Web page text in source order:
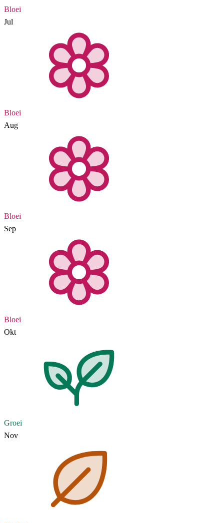
Bloei
Jul
Bloei
Aug
Bloei
Sep
Bloei
Okt
Groei
Nov